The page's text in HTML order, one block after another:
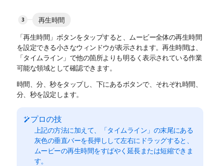
再生時間
「再生時間」ボタンをタップすると、ムービー全体の再生時間
を設定できる小さなウィンドウが表示されます。再生時間は、
「タイムライン」で他の箇所よりも明るく表示されている作業
可能な領域として確認できます。
時間、分、秒をタップし、下にあるボタンで、それぞれ時間、
分、秒を設定します。
プロの技
上記の方法に加えて、「タイムライン」の末尾にある
灰色の垂直バーを長押しして左右にドラッグすると、
ムービーの再生時間をすばやく延長または短縮できま
す。